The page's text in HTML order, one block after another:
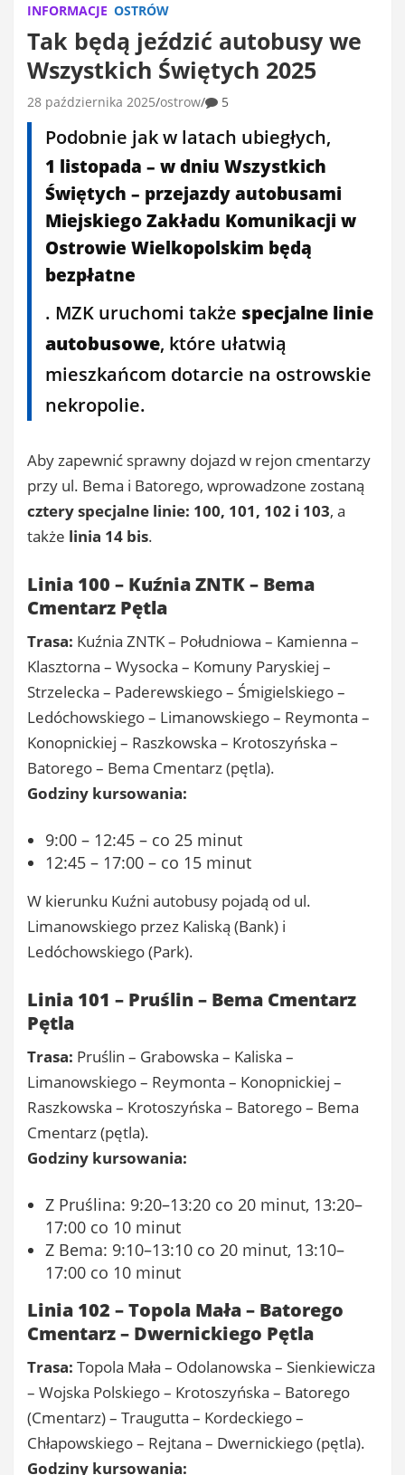
INFORMACJE OSTRÓW
Tak będą jeździć autobusy we
Wszystkich Świętych 2025
28 października 2025 ostrow 5
Podobnie jak w latach ubiegłych,
1 listopada – w dniu Wszystkich
Świętych – przejazdy autobusami
Miejskiego Zakładu Komunikacji w
Ostrowie Wielkopolskim będą
bezpłatne
. MZK uruchomi także specjalne linie
autobusowe, które ułatwią
mieszkańcom dotarcie na ostrowskie
nekropolie.
Aby zapewnić sprawny dojazd w rejon cmentarzy
przy ul. Bema i Batorego, wprowadzone zostaną
cztery specjalne linie: 100, 101, 102 i 103, a
także linia 14 bis.
Linia 100 – Kuźnia ZNTK – Bema
Cmentarz Pętla
Trasa: Kuźnia ZNTK – Południowa – Kamienna –
Klasztorna – Wysocka – Komuny Paryskiej –
Strzelecka – Paderewskiego – Śmigielskiego –
Ledóchowskiego – Limanowskiego – Reymonta –
Konopnickiej – Raszkowska – Krotoszyńska –
Batorego – Bema Cmentarz (pętla).
Godziny kursowania:
9:00 – 12:45 – co 25 minut
12:45 – 17:00 – co 15 minut
W kierunku Kuźni autobusy pojadą od ul.
Limanowskiego przez Kaliską (Bank) i
Ledóchowskiego (Park).
Linia 101 – Pruślin – Bema Cmentarz
Pętla
Trasa: Pruślin – Grabowska – Kaliska –
Limanowskiego – Reymonta – Konopnickiej –
Raszkowska – Krotoszyńska – Batorego – Bema
Cmentarz (pętla).
Godziny kursowania:
Z Pruślina: 9:20–13:20 co 20 minut, 13:20–
17:00 co 10 minut
Z Bema: 9:10–13:10 co 20 minut, 13:10–
17:00 co 10 minut
Linia 102 – Topola Mała – Batorego
Cmentarz – Dwernickiego Pętla
Trasa: Topola Mała – Odolanowska – Sienkiewicza
– Wojska Polskiego – Krotoszyńska – Batorego
(Cmentarz) – Traugutta – Kordeckiego –
Chłapowskiego – Rejtana – Dwernickiego (pętla).
Godziny kursowania: